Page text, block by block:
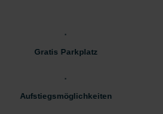
Gratis Parkplatz
Aufstiegsmöglichkeiten